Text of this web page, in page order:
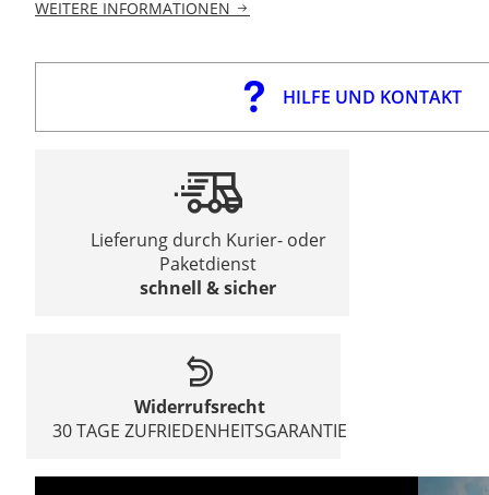
WEITERE INFORMATIONEN
HILFE UND KONTAKT
Lieferung durch Kurier- oder
Paketdienst
schnell & sicher
Widerrufsrecht
30 TAGE ZUFRIEDENHEITSGARANTIE